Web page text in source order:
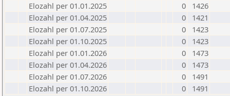
Elozahl per 01.01.2025
0
1426
Elozahl per 01.04.2025
0
1421
Elozahl per 01.07.2025
0
1423
Elozahl per 01.10.2025
0
1423
Elozahl per 01.01.2026
0
1473
Elozahl per 01.04.2026
0
1473
Elozahl per 01.07.2026
0
1491
Elozahl per 01.10.2026
0 1491